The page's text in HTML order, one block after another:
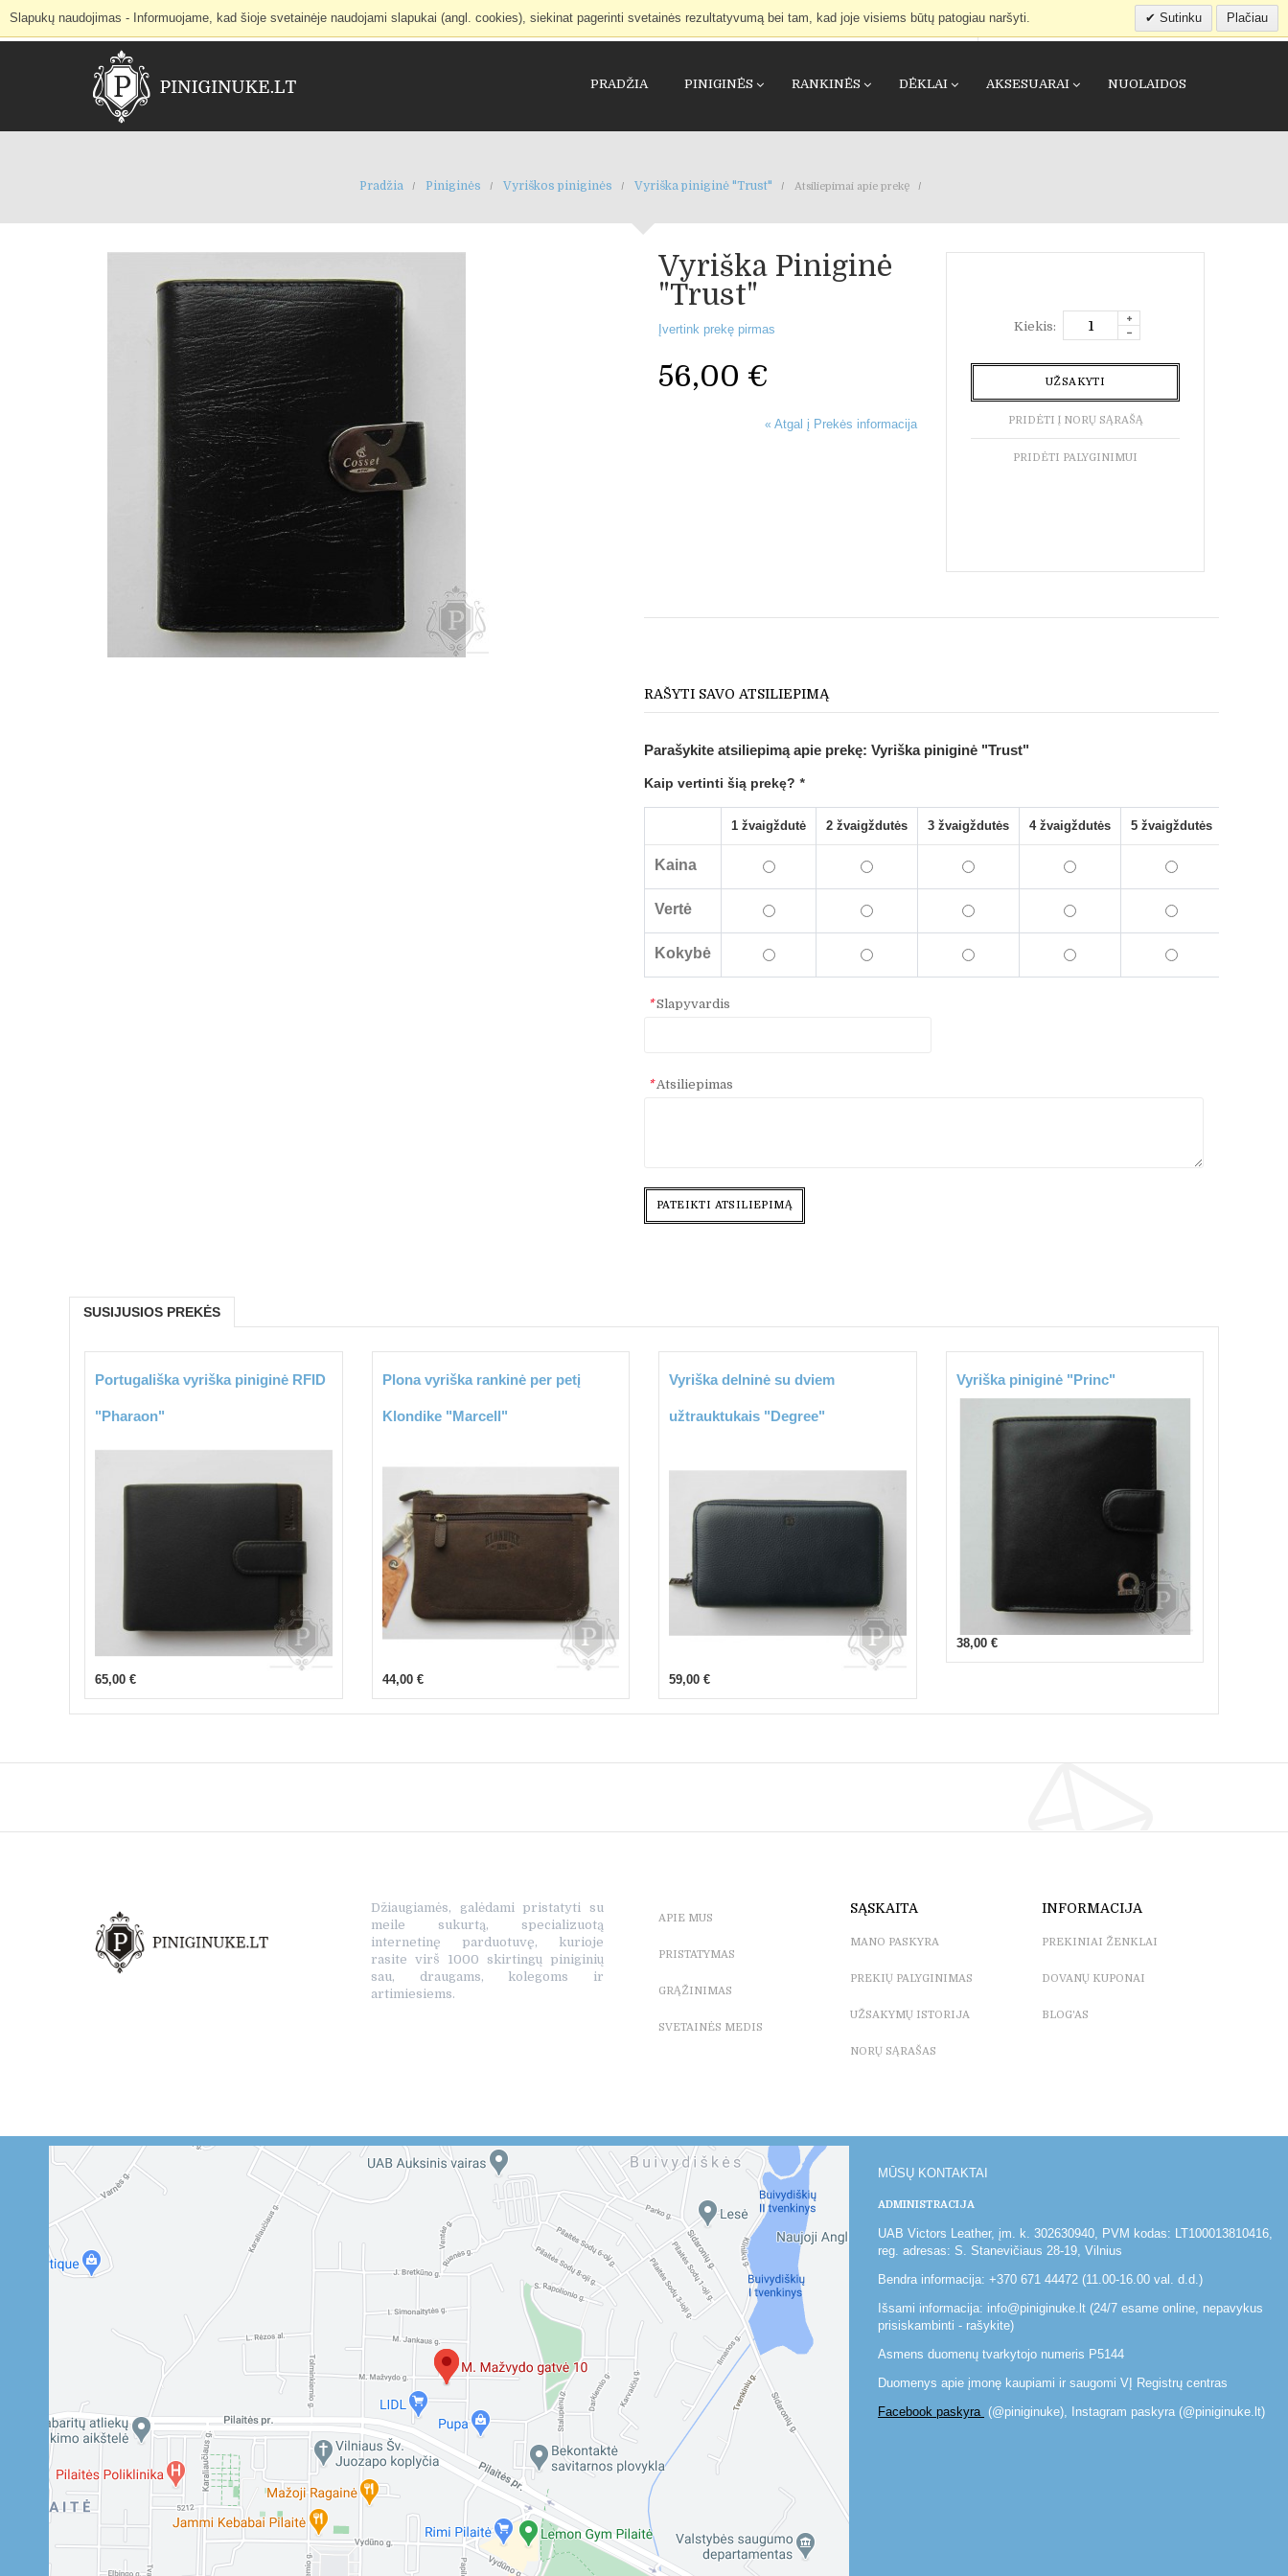
Internetinė parduotuvė Mano paskyra APSIPIRKIMO KREPŠELIS (0)
IEŠKOTI
PRADŽIA PINIGINĖS RANKINĖS DĖKLAI AKSESUARAI NUOLAIDOS
Slapukų naudojimas - Informuojame, kad šioje svetainėje naudojami slapukai (angl. cookies), siekinat pagerinti svetainės rezultatyvumą bei tam, kad joje visiems būtų patogiau naršyti. Sutinku Plačiau
Pradžia Piniginės Vyriškos piniginės Vyriška piniginė "Trust" Atsiliepimai apie prekę
Vyriška Piniginė
"Trust"
Įvertink prekę pirmas
56,00 €
« Atgal į Prekės informacija
Kiekis:
UŽSAKYTI
PRIDĖTI Į NORŲ SĄRAŠĄ
PRIDĖTI PALYGINIMUI
RAŠYTI SAVO ATSILIEPIMĄ
Parašykite atsiliepimą apie prekę: Vyriška piniginė "Trust"
Kaip vertinti šią prekę? *
1 žvaigždutė 2 žvaigždutės 3 žvaigždutės 4 žvaigždutės 5 žvaigždutės
Kaina
Vertė
Kokybė
* Slapyvardis
* Atsiliepimas
PATEIKTI ATSILIEPIMĄ
SUSIJUSIOS PREKĖS
Portugališka vyriška piniginė RFID
"Pharaon"
65,00 €
Plona vyriška rankinė per petį
Klondike "Marcell"
44,00 €
Vyriška delninė su dviem
užtrauktukais "Degree"
59,00 €
Vyriška piniginė "Princ"
38,00 €
Džiaugiamės, galėdami pristatyti su
meile sukurtą, specializuotą
internetinę parduotuvę, kurioje
rasite virš 1000 skirtingų piniginių
sau, draugams, kolegoms ir
artimiesiems.
APIE MUS
PRISTATYMAS
GRĄŽINIMAS
SVETAINĖS MEDIS
SĄSKAITA
MANO PASKYRA
PREKIŲ PALYGINIMAS
UŽSAKYMŲ ISTORIJA
NORŲ SĄRAŠAS
INFORMACIJA
PREKINIAI ŽENKLAI
DOVANŲ KUPONAI
BLOG'AS
MŪSŲ KONTAKTAI
ADMINISTRACIJA
UAB Victors Leather, įm. k. 302630940, PVM kodas: LT100013810416,
reg. adresas: S. Stanevičiaus 28-19, Vilnius
Bendra informacija: +370 671 44472 (11.00-16.00 val. d.d.)
Išsami informacija: info@piniginuke.lt (24/7 esame online, nepavykus
prisiskambinti - rašykite)
Asmens duomenų tvarkytojo numeris P5144
Duomenys apie įmonę kaupiami ir saugomi VĮ Registrų centras
Facebook paskyra (@piniginuke), Instagram paskyra (@piniginuke.lt)